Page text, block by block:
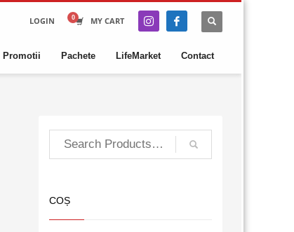
LOGIN MY CART
Promotii Pachete LifeMarket Contact
COȘ